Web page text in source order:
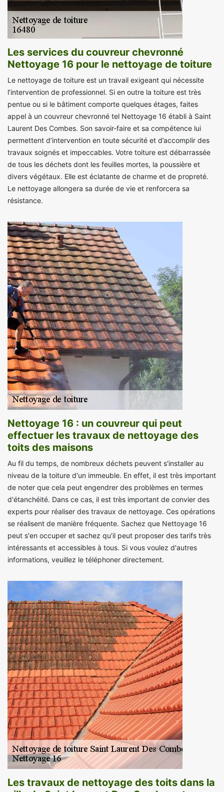
Les services du couvreur chevronné
Nettoyage 16 pour le nettoyage de toiture
Le nettoyage de toiture est un travail exigeant qui nécessite
l’intervention de professionnel. Si en outre la toiture est très
pentue ou si le bâtiment comporte quelques étages, faites
appel à un couvreur chevronné tel Nettoyage 16 établi à Saint
Laurent Des Combes. Son savoir-faire et sa compétence lui
permettent d’intervention en toute sécurité et d’accomplir des
travaux soignés et impeccables. Votre toiture est débarrassée
de tous les déchets dont les feuilles mortes, la poussière et
divers végétaux. Elle est éclatante de charme et de propreté.
Le nettoyage allongera sa durée de vie et renforcera sa
résistance.
Nettoyage 16 : un couvreur qui peut
effectuer les travaux de nettoyage des
toits des maisons
Au fil du temps, de nombreux déchets peuvent s'installer au
niveau de la toiture d'un immeuble. En effet, il est très important
de noter que cela peut engendrer des problèmes en termes
d'étanchéité. Dans ce cas, il est très important de convier des
experts pour réaliser des travaux de nettoyage. Ces opérations
se réalisent de manière fréquente. Sachez que Nettoyage 16
peut s'en occuper et sachez qu'il peut proposer des tarifs très
intéressants et accessibles à tous. Si vous voulez d'autres
informations, veuillez le téléphoner directement.
Les travaux de nettoyage des toits dans la